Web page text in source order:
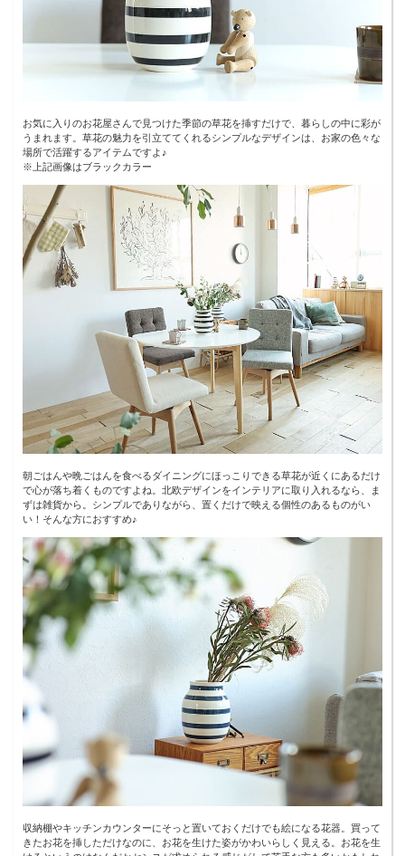
お気に入りのお花屋さんで見つけた季節の草花を挿すだけで、暮らしの中に彩が
うまれます。草花の魅力を引立ててくれるシンプルなデザインは、お家の色々な
場所で活躍するアイテムですよ♪
※上記画像はブラックカラー
朝ごはんや晩ごはんを食べるダイニングにほっこりできる草花が近くにあるだけ
で心が落ち着くものですよね。北欧デザインをインテリアに取り入れるなら、ま
ずは雑貨から。シンプルでありながら、置くだけで映える個性のあるものがい
い！そんな方におすすめ♪
収納棚やキッチンカウンターにそっと置いておくだけでも絵になる花器。買って
きたお花を挿しただけなのに、お花を生けた姿がかわいらしく見える。お花を生